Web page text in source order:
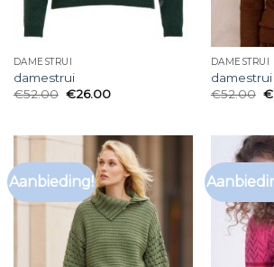
DAMESTRUI
damestrui
€52.00 €26.00
DAMESTRUI
damestrui
€52.00 €
Aanbieding!